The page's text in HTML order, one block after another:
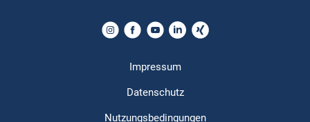
Impressum
Datenschutz
Nutzungsbedingungen